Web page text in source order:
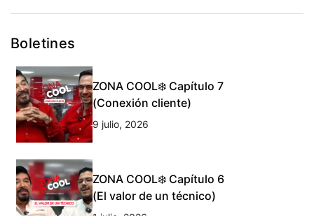
Boletines
ZONA COOL❄️ Capítulo 7
(Conexión cliente)
9 julio, 2026
ZONA COOL❄️ Capítulo 6
(El valor de un técnico)